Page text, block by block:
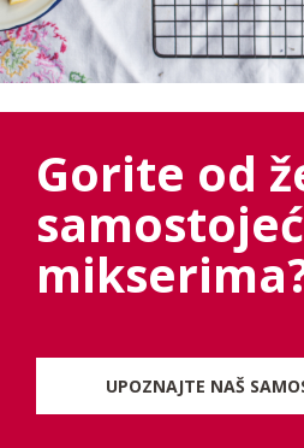
Gorite od
UPOZNAJTE NAŠ